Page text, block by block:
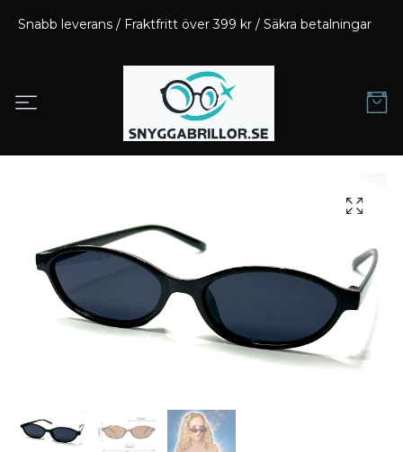
Snabb leverans / Fraktfritt över 399 kr / Säkra betalningar